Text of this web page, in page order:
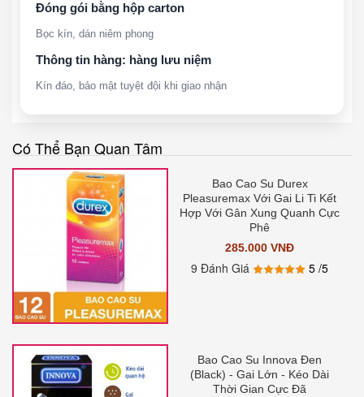
Đóng gói bằng hộp carton
Bọc kín, dán niêm phong
Thông tin hàng: hàng lưu niệm
Kín đáo, bảo mật tuyệt đội khi giao nhận
Có Thể Bạn Quan Tâm
Bao Cao Su Durex
Pleasuremax Với Gai Li Ti Kết
Hợp Với Gân Xung Quanh Cực
Phê
285.000 VNĐ
9 Đánh Giá 5/5
Bao Cao Su Innova Đen
(Black) - Gai Lớn - Kéo Dài
Thời Gian Cực Đã